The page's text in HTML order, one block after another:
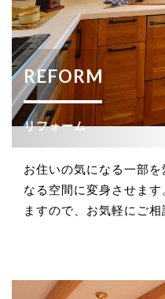
REFORM
リフォーム
お住いの気になる一部
なる空間に変身させま
ますので、お気軽にご相